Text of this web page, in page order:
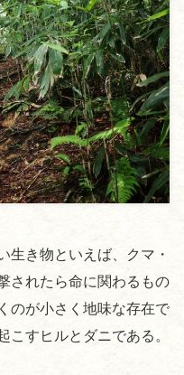
生き物といえば、クマ・
されたら命に関わるもの
のが小さく地味な存在で
こすヒルとダニである。